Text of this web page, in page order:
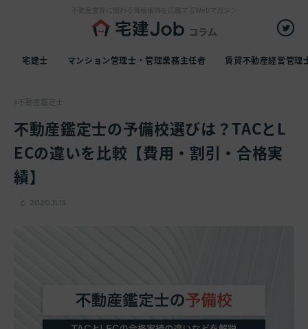
不動産業界に関わる資格取得を応援するWebマガジン
宅建士 マンション管理士・管理業務主任者 賃貸不動産経営管理
不動産鑑定士
不動産鑑定士の予備校選びは？TACとL
ECの違いを比較【費用・割引・合格実
績】
2020.11.13